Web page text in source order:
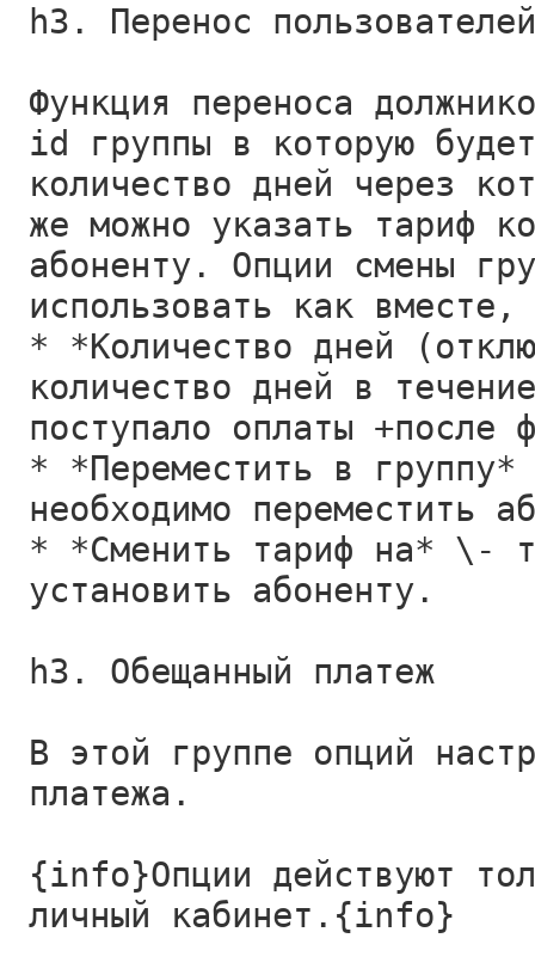
h3. Перенос пользователей
Функция переноса
id группы в которую
количество дней через
же можно указать тариф
абоненту. Опции смены
использовать как
* *Количество дней
количество дней в
поступало оплаты +после
* *Переместить в
необходимо переместить
* *Сменить тариф на* \-
установить абоненту.
h3. Обещанный платеж
В этой группе опций
платежа.
{info}Опции действуют
личный кабинет.{info}